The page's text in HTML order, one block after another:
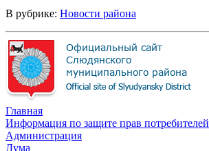
В рубрике: Новости района
Главная
Информация по защите прав потребителей
Администрация
Дума